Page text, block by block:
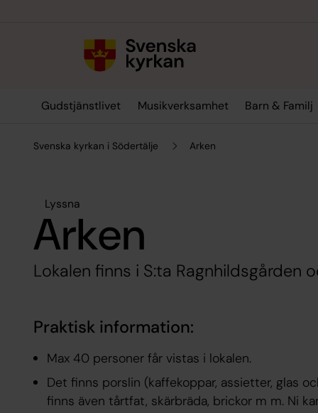
Gudstjänstlivet Musikverksamhet Barn & Familj
Svenska kyrkan i Södertälje Arken
Lyssna
Arken
Lokalen finns i S:ta Ragnhildsgården
Praktisk information:
Max 40 personer får vistas i lokalen.
Det finns porslin (kaffekoppar, assietter, glas
finns även tårtfat, skärbräda, brickor m m. Ni